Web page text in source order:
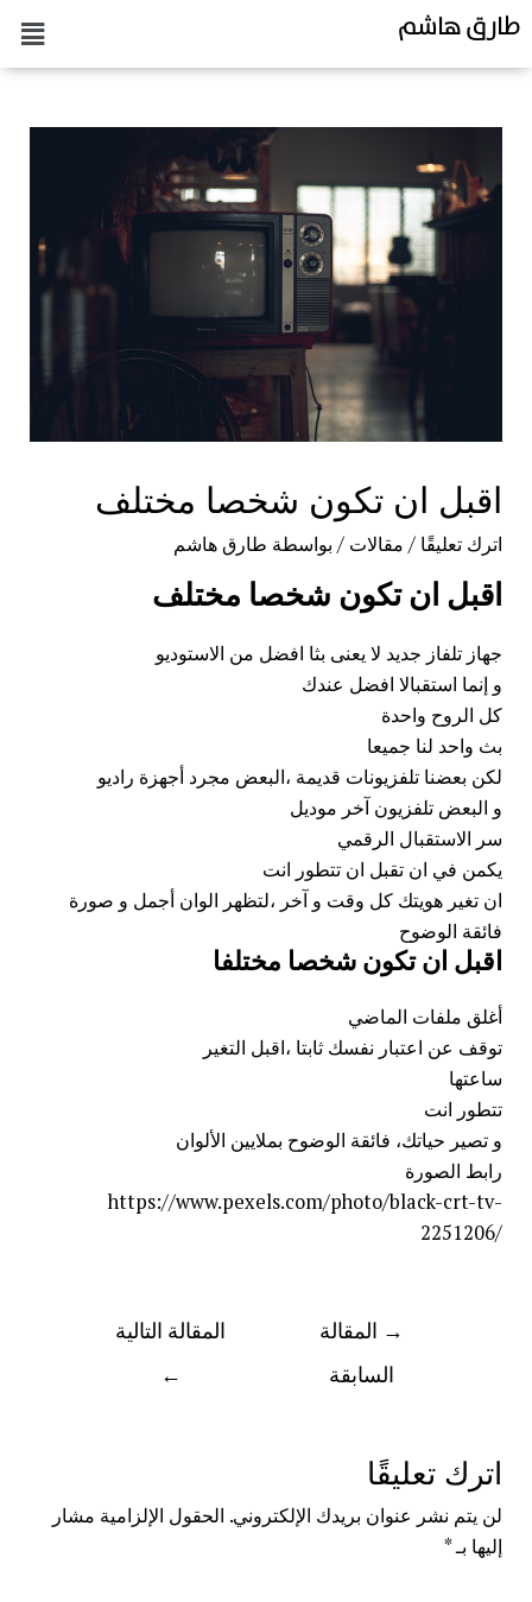
طارق هاشم
اقبل ان تكون شخصا مختلف
اترك تعليقًا / مقالات / بواسطة طارق هاشم
اقبل ان تكون شخصا مختلف
جهاز تلفاز جديد لا يعنى بثا افضل من الاستوديو
و إنما استقبالا افضل عندك
كل الروح واحدة
بث واحد لنا جميعا
لكن بعضنا تلفزيونات قديمة ،البعض مجرد أجهزة راديو
و البعض تلفزيون آخر موديل
سر الاستقبال الرقمي
يكمن في ان تقبل ان تتطور انت
ان تغير هويتك كل وقت و آخر ،لتظهر الوان أجمل و صورة
فائقة الوضوح
اقبل ان تكون شخصا مختلفا
أغلق ملفات الماضي
توقف عن اعتبار نفسك ثابتا ،اقبل التغير
ساعتها
تتطور انت
و تصير حياتك، فائقة الوضوح بملايين الألوان
رابط الصورة
https://www.pexels.com/photo/black-crt-tv-
2251206/
→ المقالة
السابقة
المقالة التالية
←
اترك تعليقًا
لن يتم نشر عنوان بريدك الإلكتروني. الحقول الإلزامية مشار
إليها بـ*